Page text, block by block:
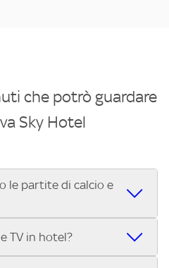
che potrò guardare
Sky Hotel
le partite di calcio e
vedere le partite di Serie A,
TV in hotel?